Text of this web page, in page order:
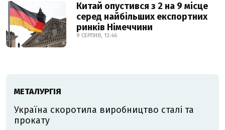
Китай опустився з 2 на 9 місце
серед найбільших експортних
ринків Німеччини
9 СЕРПНЯ, 13:46
МЕТАЛУРГІЯ
Україна скоротила виробництво сталі та
прокату